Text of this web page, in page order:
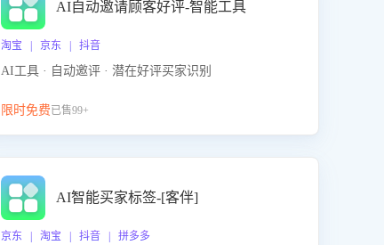
AI自动邀请顾客好评-智能工具
淘宝 | 京东 | 抖音
AI工具 · 自动邀评 · 潜在好评买家识别
限时免费已售99+
AI智能买家标签-[客伴]
京东 | 淘宝 | 抖音 | 拼多多